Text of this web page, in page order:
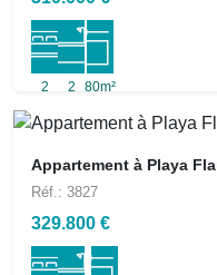
2 2 80m²
Appartement à Playa
Réf.: 3827
329.800 €